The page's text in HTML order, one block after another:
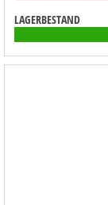
LAGERBESTAND